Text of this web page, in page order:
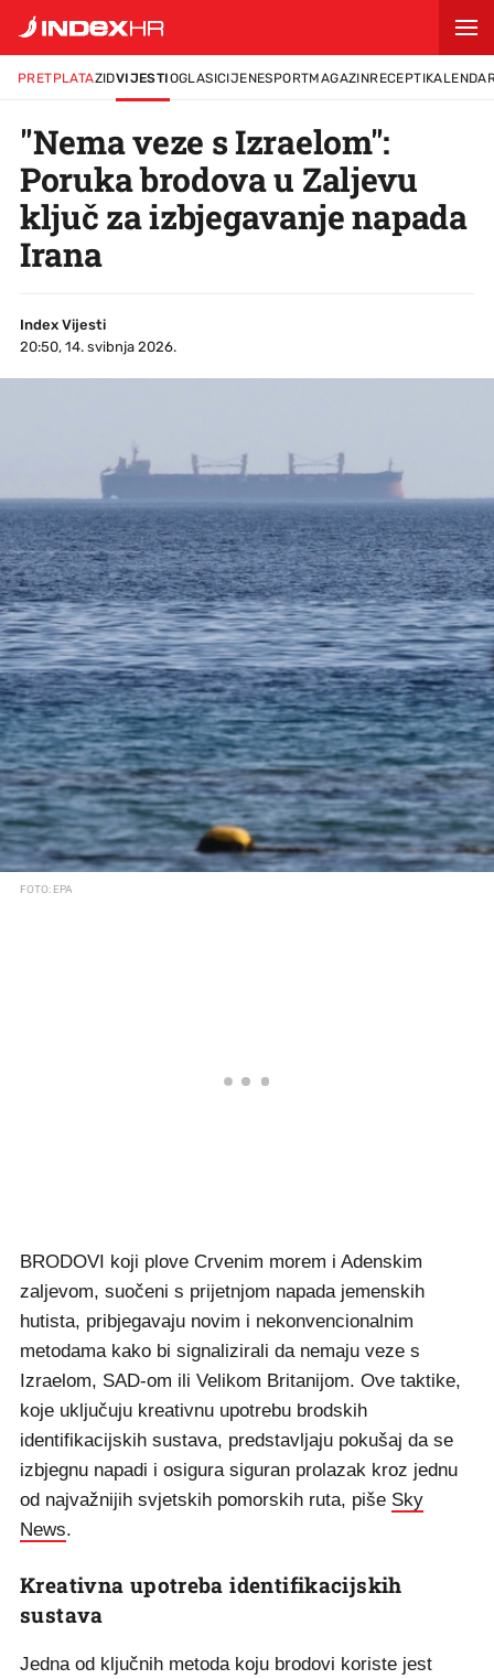
PRETPLATAZIDVIJESTIOGLASICIJENESPORTMAGAZINRECEPTI
"Nema veze s Izraelom":
Poruka brodova u Zaljevu
ključ za izbjegavanje napada
Irana
Index Vijesti
20:50, 14. svibnja 2026.
FOTO: EPA
BRODOVI koji plove Crvenim morem i Adenskim
zaljevom, suočeni s prijetnjom napada jemenskih
hutista, pribjegavaju novim i nekonvencionalnim
metodama kako bi signalizirali da nemaju veze s
Izraelom, SAD-om ili Velikom Britanijom. Ove taktike,
koje uključuju kreativnu upotrebu brodskih
identifikacijskih sustava, predstavljaju pokušaj da se
izbjegnu napadi i osigura siguran prolazak kroz jednu
od najvažnijih svjetskih pomorskih ruta, piše Sky
News.
Kreativna upotreba identifikacijskih
sustava
Jedna od ključnih metoda koju brodovi koriste jest